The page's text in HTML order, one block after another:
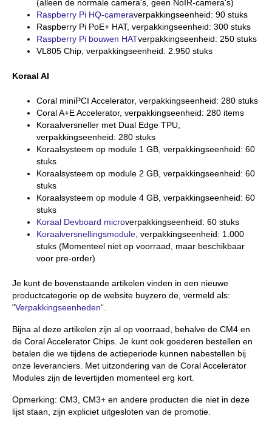
(alleen de normale camera's, geen NoIR-camera's)
Raspberry Pi HQ-cameraverpakkingseenheid: 90 stuks
Raspberry Pi PoE+ HAT, verpakkingseenheid: 300 stuks
Raspberry Pi bouwen HATverpakkingseenheid: 250 stuks
VL805 Chip, verpakkingseenheid: 2.950 stuks
Koraal AI
Coral miniPCI Accelerator, verpakkingseenheid: 280 stuks
Coral A+E Accelerator, verpakkingseenheid: 280 items
Koraalversneller met Dual Edge TPU,
verpakkingseenheid: 280 stuks
Koraalsysteem op module 1 GB, verpakkingseenheid: 60
stuks
Koraalsysteem op module 2 GB, verpakkingseenheid: 60
stuks
Koraalsysteem op module 4 GB, verpakkingseenheid: 60
stuks
Koraal Devboard microverpakkingseenheid: 60 stuks
Koraalversnellingsmodule, verpakkingseenheid: 1.000
stuks (Momenteel niet op voorraad, maar beschikbaar
voor pre-order)
Je kunt de bovenstaande artikelen vinden in een nieuwe
productcategorie op de website buyzero.de, vermeld als:
"Verpakkingseenheden“.
Bijna al deze artikelen zijn al op voorraad, behalve de CM4 en
de Coral Accelerator Chips. Je kunt ook goederen bestellen en
betalen die we tijdens de actieperiode kunnen nabestellen bij
onze leveranciers. Met uitzondering van de Coral Accelerator
Modules zijn de levertijden momenteel erg kort.
Opmerking: CM3, CM3+ en andere producten die niet in deze
lijst staan, zijn expliciet uitgesloten van de promotie.